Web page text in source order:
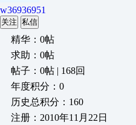
w36936951
关注 私信
精华：0帖
求助：0帖
帖子：0帖 | 168回
年度积分：0
历史总积分：160
注册：2010年11月22日